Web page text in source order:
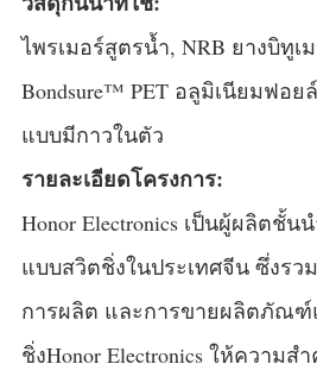
ไพรเมอร์สูตรน้ำ, NRB ยางบิทูเ
Bondsure™ PET อลูมิเนียมฟอย
แบบมีกาวในตัว
รายละเอียดโครงการ:
Honor Electronics เป็นผู้ผลิตชั้
แบบสวิตชิ่งในประเทศจีน ซึ่งร
การผลิต และการขายผลิตภัณ
ชิ่งHonor Electronics ให้ความ